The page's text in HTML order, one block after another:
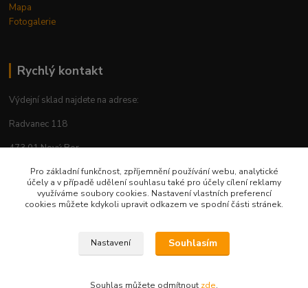
Mapa
Fotogalerie
Rychlý kontakt
Výdejní sklad najdete na adrese:
Radvanec 118
473 01 Nový Bor
tel: +420 605 283 713
Upravit sběr cookies.
© 2026 Vytvořil AP-Šafránek CZ www.ap-safranek.cz
Pro základní funkčnost, zpříjemnění používání webu, analytické
účely a v případě udělení souhlasu také pro účely cílení reklamy
využíváme soubory cookies. Nastavení vlastních preferencí
cookies můžete kdykoli upravit odkazem ve spodní části stránek.
Nastavení Souhlasím
Souhlas můžete odmítnout zde.